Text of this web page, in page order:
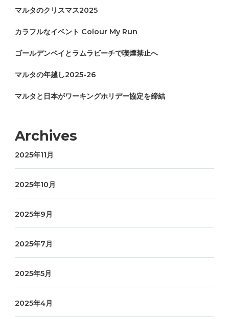
マルタのクリスマス2025
カラフルなイベント Colour My Run
ゴールデンベイとラムラビーチで喫煙禁止へ
マルタの年越し2025-26
マルタと日本がワーキングホリデー協定を締結
Archives
2025年11月
2025年10月
2025年9月
2025年7月
2025年5月
2025年4月